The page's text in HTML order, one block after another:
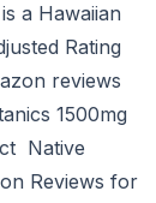
a Hawaiian
Rating
reviews
1500mg
Native
Reviews for